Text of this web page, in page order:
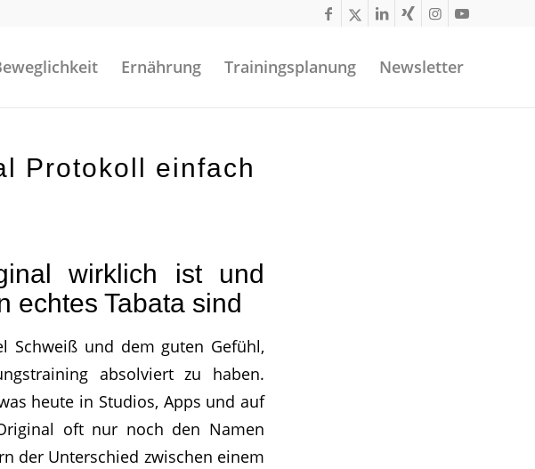
Ernährung Trainingsplanung Newsletter
Protokoll einfach
wirklich ist und
echtes Tabata sind
Schweiß und dem guten Gefühl,
absolviert zu haben.
heute in Studios, Apps und auf
oft nur noch den Namen
der Unterschied zwischen einem